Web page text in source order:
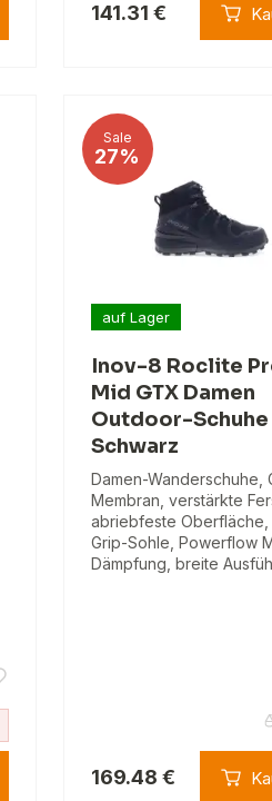
141.31 €
Sale
27%
auf Lager
Inov-8 Roclite
Mid GTX Damen
Outdoor-Schuhe
Schwarz
Damen-Wanderschuhe,
Membran, verstärkte
abriebfeste Oberfläche,
Grip-Sohle, Powerflow
Dämpfung, breite
169.48 €